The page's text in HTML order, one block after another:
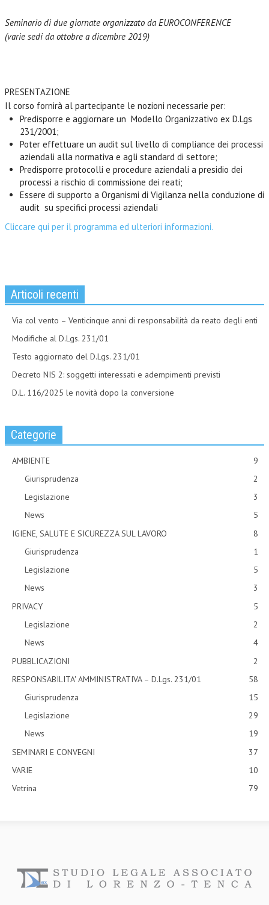
Seminario di due giornate organizzato da EUROCONFERENCE
(varie sedi da ottobre a dicembre 2019)
PRESENTAZIONE
Il corso fornirà al partecipante le nozioni necessarie per:
Predisporre e aggiornare un Modello Organizzativo ex D.Lgs
231/2001;
Poter effettuare un audit sul livello di compliance dei processi
aziendali alla normativa e agli standard di settore;
Predisporre protocolli e procedure aziendali a presidio dei
processi a rischio di commissione dei reati;
Essere di supporto a Organismi di Vigilanza nella conduzione di
audit su specifici processi aziendali
Cliccare qui per il programma ed ulteriori informazioni.
Articoli recenti
Via col vento – Venticinque anni di responsabilità da reato degli enti
Modifiche al D.Lgs. 231/01
Testo aggiornato del D.Lgs. 231/01
Decreto NIS 2: soggetti interessati e adempimenti previsti
D.L. 116/2025 le novità dopo la conversione
Categorie
AMBIENTE
9
Giurisprudenza
2
Legislazione
3
News
5
IGIENE, SALUTE E SICUREZZA SUL LAVORO
8
Giurisprudenza
1
Legislazione
5
News
3
PRIVACY
5
Legislazione
2
News
4
PUBBLICAZIONI
2
RESPONSABILITA' AMMINISTRATIVA – D.Lgs. 231/01
58
Giurisprudenza
15
Legislazione
29
News
19
SEMINARI E CONVEGNI
37
VARIE
10
Vetrina
79